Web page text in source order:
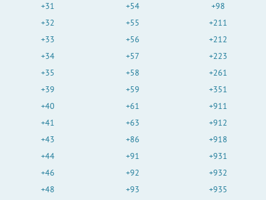
+31
+32
+33
+34
+35
+39
+40
+41
+43
+44
+46
+48
+54
+55
+56
+57
+58
+59
+61
+63
+86
+91
+92
+93
+98
+211
+212
+223
+261
+351
+911
+912
+918
+931
+932
+935